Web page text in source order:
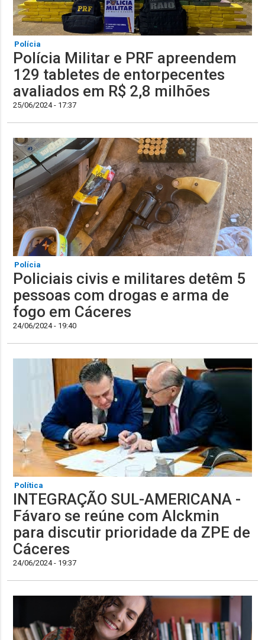
Polícia
Polícia Militar e PRF apreendem
129 tabletes de entorpecentes
avaliados em R$ 2,8 milhões
25/06/2024 - 17:37
Polícia
Policiais civis e militares detêm 5
pessoas com drogas e arma de
fogo em Cáceres
24/06/2024 - 19:40
Política
INTEGRAÇÃO SUL-AMERICANA -
Fávaro se reúne com Alckmin
para discutir prioridade da ZPE de
Cáceres
24/06/2024 - 19:37